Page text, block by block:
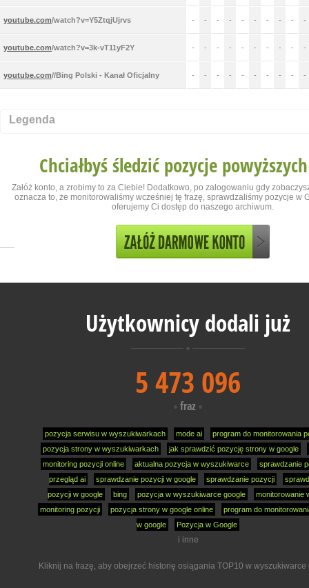
youtube.com/watch?v=Y5ZtqjUjrvs - - - - - - - - - -
youtube.com/watch?v=3k-vT11yF2Y - - - - - - - - - -
youtube.com//Bing Polski - Kanał Oficjalny - - - - - - - - - -
Legenda
Chciałbyś śledzić pozycje
Załóż konto, a zrobimy to za Ciebie! Dodatkowo, po zalogowaniu gdy
oznacza to, że monitorowaliśmy wcześniej tę frazę, sprawdzaliśmy pozycje w
oferujemy Ci dostęp do naszego archiwum.
Użytkownicy dodali już
5 473 096
fraz
pozycja serwisu w wyszukiwarkach mode ai
program do monitorowania
pozycja strony w wyszukiwarkach
jak sprawdzić pozycję strony w google
monitoring pozycji online
aktualna pozycja w wyszukiwarce
sprawdzanie
przegląd ai
sprawdzanie pozycji w google sprawdzanie pozycji
pozycji w google
bing pozycja w wyszukiwarce google
monitorowanie
monitoring pozycji
pozycja strony w google online
program do
w google
Pozycja w Google
i inne
Kliknij na frazę, aby obejrzeć historię osiągania TOP10 w wyszukiwarce